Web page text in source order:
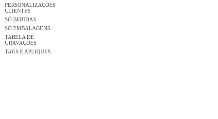
PERSONALIZAÇÕES
CLIENTES
SÓ BEBIDAS
SÓ EMBALAGENS
TABELA DE
GRAVAÇÕES
TAGS E APLIQUES